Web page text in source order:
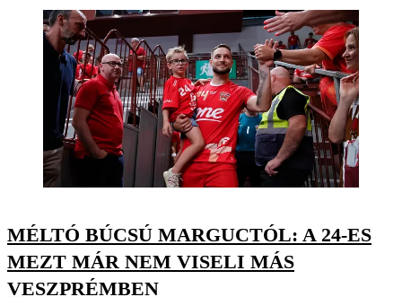
MÉLTÓ BÚCSÚ MARGUCTÓL: A 24-ES
MEZT MÁR NEM VISELI MÁS
VESZPRÉMBEN